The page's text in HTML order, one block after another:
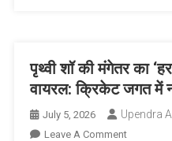
अवलोकन
(Women’s
T20
World
Cup
पृथ्वी शॉ की मंगेतर का
वायरल: क्रिकेट जगत में
July 5, 2026 Upendra
Leave A CommentOn